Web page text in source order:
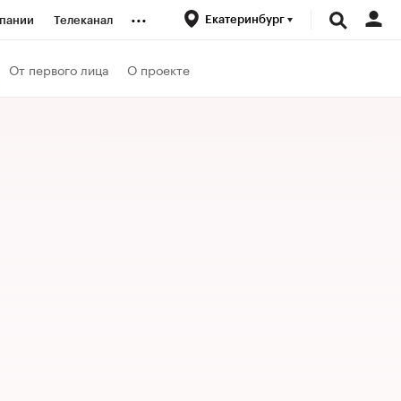
Телеканал ... Екатеринбург
От первого лица О проекте